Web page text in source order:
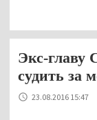
Экс-главу
судить за
23.08.2016 15:47